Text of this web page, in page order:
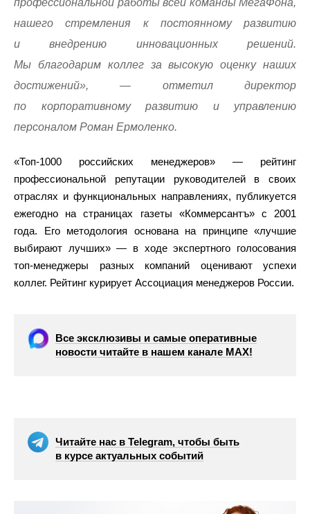
нашего стремления к постоянному развитию
и внедрению инновационных решений.
Мы благодарим коллег за высокую оценку наших
достижений», — отметил директор
по корпоративному развитию и управлению
персоналом Роман Ермоленко.
«Топ-1000 российских менеджеров» — рейтинг
профессиональной репутации руководителей в своих
отраслях и функциональных направлениях, публикуется
ежегодно на страницах газеты «Коммерсантъ» с 2001
года. Его методология основана на принципе «лучшие
выбирают лучших» — в ходе экспертного голосования
топ-менеджеры разных компаний оценивают успехи
коллег. Рейтинг курирует Ассоциация менеджеров России.
Все эксклюзивы и самые оперативные
новости читайте в нашем канале МАХ!
Читайте нас в Telegram, чтобы быть
в курсе актуальных событий